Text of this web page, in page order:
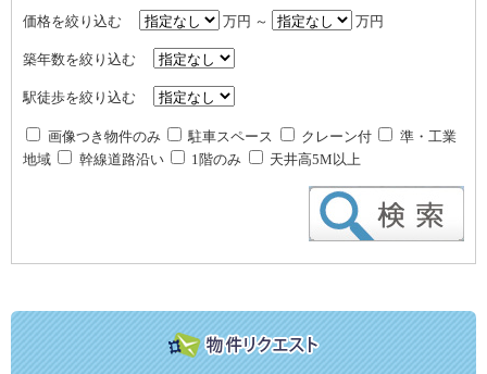
価格を絞り込む 万円 ～ 万円
築年数を絞り込む
駅徒歩を絞り込む
画像つき物件のみ 駐車スペース クレーン付
準・工業
地域
幹線道路沿い 1階のみ 天井高5M以上